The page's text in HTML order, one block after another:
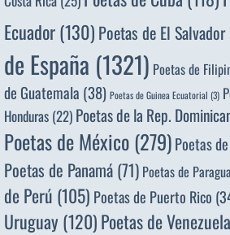
Ecuador(130) Poetas de El Salvador
de España (1321) Poetas de
de Guatemala (38) Poetas de Guinea Ecuatorial (3)
Honduras (22) Poetas de la Rep.
Poetas de México(279)Poetas
Poetas de Panamá (71) Poetas de
de Perú (105) Poetas de Puerto Rico
Uruguay(120)Poetas de Venezuela